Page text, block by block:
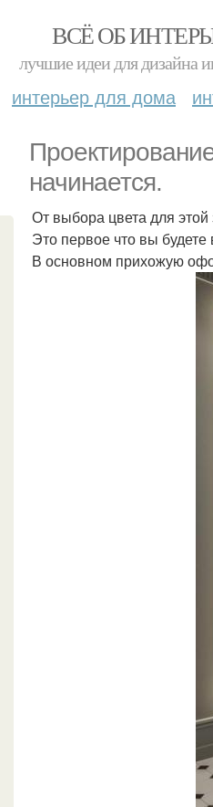
ВСЁ ОБ
лучшие идеи для дизайна
интерьер для дома
начинается.
От выбора цвета для
Это первое что вы будете
В основном прихожую